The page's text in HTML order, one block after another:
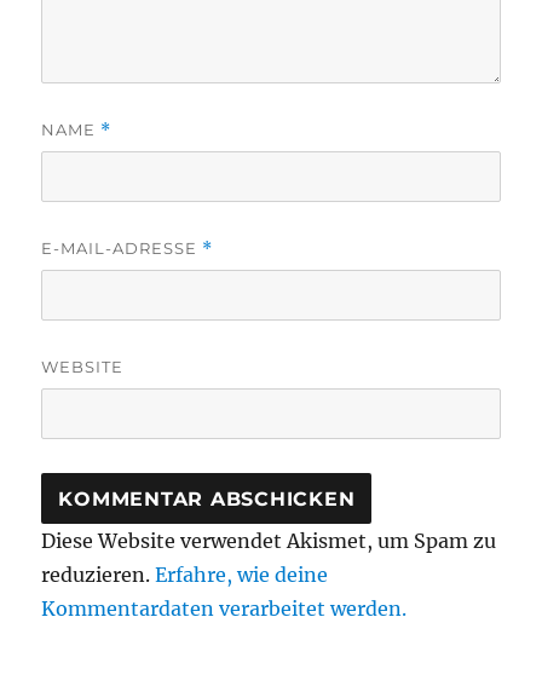
NAME *
E-MAIL-ADRESSE *
WEBSITE
Diese Website verwendet Akismet, um Spam zu
reduzieren.Erfahre, wie deine
Kommentardaten verarbeitet werden.